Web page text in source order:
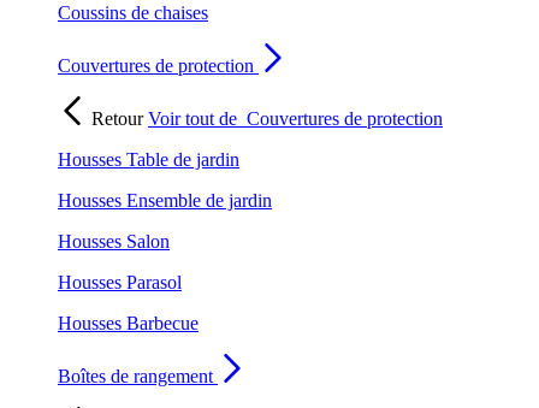
Coussins de chaises
Couvertures de protection
RetourVoir tout de Couvertures de protection
Housses Table de jardin
Housses Ensemble de jardin
Housses Salon
Housses Parasol
Housses Barbecue
Boîtes de rangement